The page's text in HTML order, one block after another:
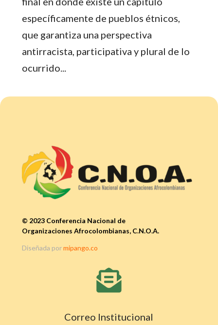
específicamente de pueblos étnicos,
que garantiza una perspectiva
antirracista, participativa y plural de lo
ocurrido...
© 2023 Conferencia Nacional de
Organizaciones Afrocolombianas, C.N.O.A.
Diseñada pormipango.co

Correo Institucional